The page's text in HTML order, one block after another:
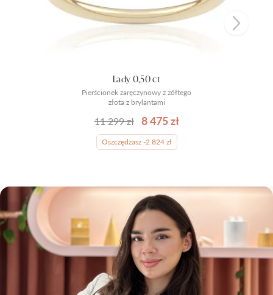
Pierścionek zaręczynowy z żółtego
złota z brylantami
Lady 0,50 ct
11 299 zł 8 475 zł
Oszczędzasz -2 824 zł